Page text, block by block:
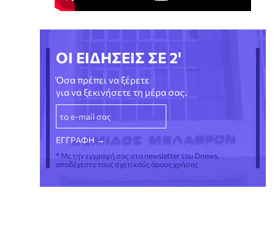
ΟΙ ΕΙΔΗΣΕΙΣ ΣΕ 2'
Όσα πρέπει να ξέρετε
για να ξεκινήσετε τη μέρα σας.
* Με την εγγραφή σας στο newsletter του Dnews,
αποδέχεστε τους σχετικούς όρους χρήσης